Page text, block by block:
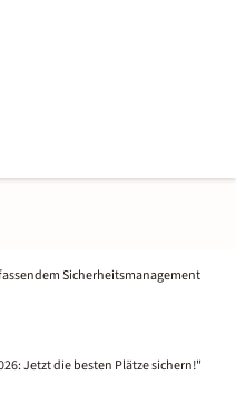
Sicherheitsmanagement
Jetzt die besten Plätze sichern!"